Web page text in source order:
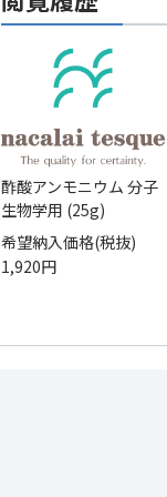
酢酸アンモニウム 分子
生物学用 (25g)
希望納入価格(税抜)
1,920円